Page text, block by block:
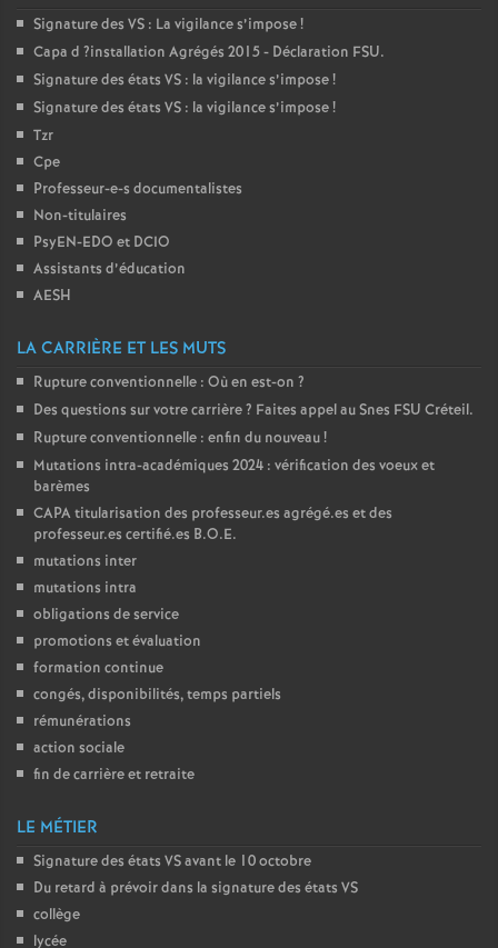
u
Signature des VS : La vigilance s’impose!
Capa d ?installation Agrégés 2015 - Déclaration FSU.
Signature des états VS : la vigilance s’impose!
Signature des états VS : la vigilance s’impose!
Tzr
Cpe
Professeur-e-s documentalistes
Non-titulaires
PsyEN-EDO et DCIO
Assistants d’éducation
AESH
LA CARRIÈRE ET LES MUTS
Rupture conventionnelle : Où en est-on ?
Des questions sur votre carrière? Faites appel au Snes FSU Créteil.
Rupture conventionnelle : enfin du nouveau!
Mutations intra-académiques 2024 : vérification des voeux et
barèmes
CAPAtitularisation des professeur.es agrégé.es et des
professeur.es certifié.es B.O.E.
mutations inter
mutations intra
obligations de service
promotions et évaluation
formation continue
congés, disponibilités, temps partiels
rémunérations
action sociale
fin de carrière et retraite
LE MÉTIER
Signature des états VSavant le 10 octobre
Du retard à prévoir dans la signature des états VS
collège
lycée